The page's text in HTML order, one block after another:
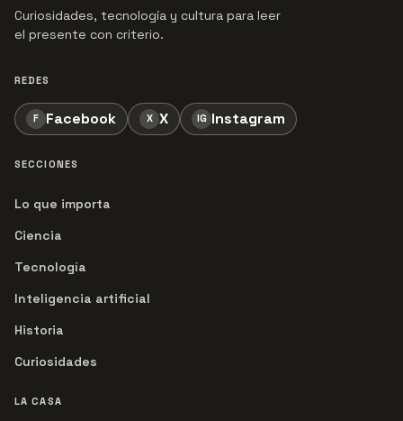
Curiosidades, tecnología y cultura para leer
el presente con criterio.
REDES
F Facebook X X IG Instagram
SECCIONES
Lo que importa
Ciencia
Tecnología
Inteligencia artificial
Historia
Curiosidades
LA CASA